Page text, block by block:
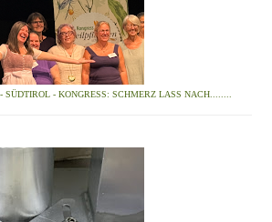
SÜDTIROL - KONGRESS: SCHMERZ LASS NACH........